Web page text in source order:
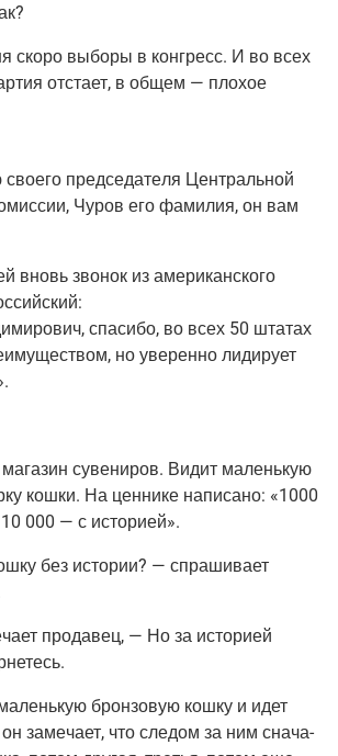
ско­ро выбо­ры в кон­гресс. И во всех
отста­ет, в общем — пло­хое
пред­се­да­те­ля Цен­траль­ной
Чуров его фами­лия, он вам
вновь зво­нок из аме­ри­кан­ско­го
спа­си­бо, во всех 50 шта­тах
но уве­рен­но лиди­ру­ет
суве­ни­ров. Видит малень­кую
кош­ки. На цен­ни­ке напи­са­но: «1000
000 — с историей».
без исто­рии? — спра­ши­ва­ет
про­да­вец, — Но за исто­ри­ей
брон­зо­вую кош­ку и идет
заме­ча­ет, что сле­дом за ним сна­ча­